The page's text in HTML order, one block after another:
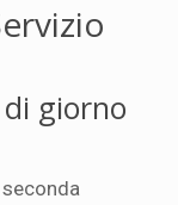
giorno